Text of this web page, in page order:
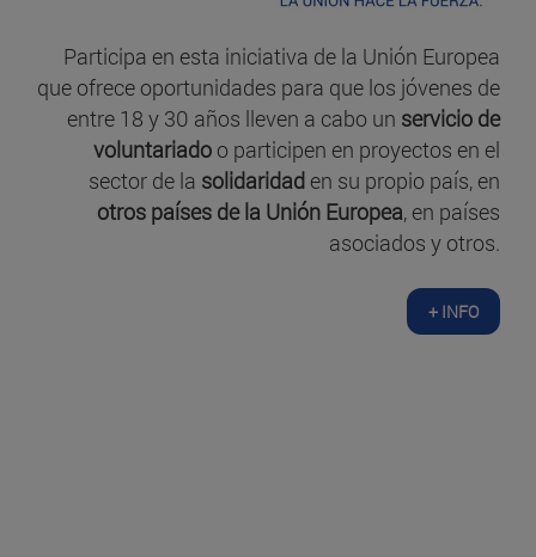
Participa en esta iniciativa de la Unión Europea
que ofrece oportunidades para que los jóvenes de
entre 18 y 30 años lleven a cabo un servicio de
voluntariado o participen en proyectos en el
sector de la solidaridad en su propio país, en
otros países de la Unión Europea, en países
asociados y otros.
+ INFO